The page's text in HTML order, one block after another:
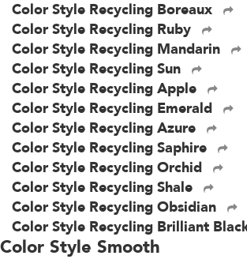
Color Style Recycling Boreaux
Color Style Recycling Ruby
Color Style Recycling Mandarin
Color Style Recycling Sun
Color Style Recycling Apple
Color Style Recycling Emerald
Color Style Recycling Azure
Color Style Recycling Saphire
Color Style Recycling Orchid
Color Style Recycling Shale
Color Style Recycling Obsidian
Color Style Recycling Brilliant
Color Style Smooth